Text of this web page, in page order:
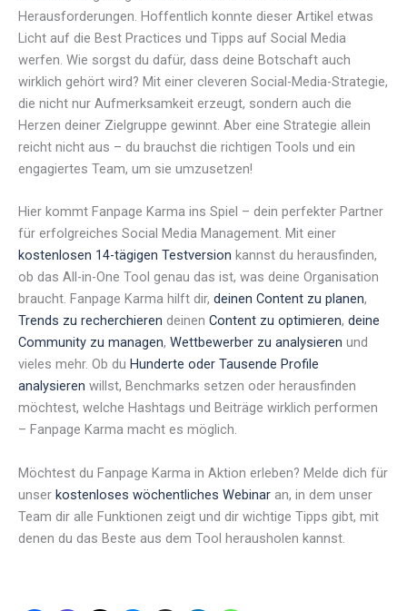
Herausforderungen. Hoffentlich konnte dieser Artikel etwas
Licht auf die Best Practices und Tipps auf Social Media
werfen. Wie sorgst du dafür, dass deine Botschaft auch
wirklich gehört wird? Mit einer cleveren Social-Media-Strategie,
die nicht nur Aufmerksamkeit erzeugt, sondern auch die
Herzen deiner Zielgruppe gewinnt. Aber eine Strategie allein
reicht nicht aus – du brauchst die richtigen Tools und ein
engagiertes Team, um sie umzusetzen!
Hier kommt Fanpage Karma ins Spiel – dein perfekter Partner
für erfolgreiches Social Media Management. Mit einer
kostenlosen 14-tägigen Testversion kannst du herausfinden,
ob das All-in-One Tool genau das ist, was deine Organisation
braucht. Fanpage Karma hilft dir, deinen Content zu planen,
Trends zu recherchieren deinen Content zu optimieren, deine
Community zu managen, Wettbewerber zu analysieren und
vieles mehr. Ob du Hunderte oder Tausende Profile
analysieren willst, Benchmarks setzen oder herausfinden
möchtest, welche Hashtags und Beiträge wirklich performen
– Fanpage Karma macht es möglich.
Möchtest du Fanpage Karma in Aktion erleben? Melde dich für
unser kostenloses wöchentliches Webinar an, in dem unser
Team dir alle Funktionen zeigt und dir wichtige Tipps gibt, mit
denen du das Beste aus dem Tool herausholen kannst.